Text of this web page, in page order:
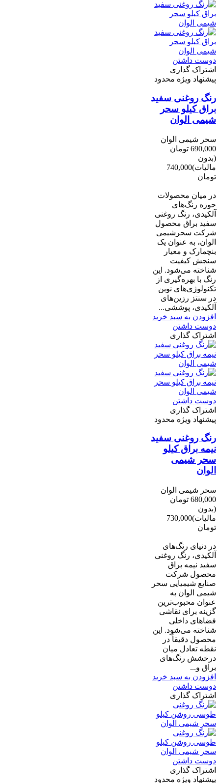
دوست داشتن
اشتراک گذاری
پیشنهاد ویژه محدود
رنگ روغنی سفید
براق کیلو سحر
شیمی الوان
سحر شیمی الوان
690,000 تومان
(بدون
مالیات)740,000
تومان
در میان محصولات
حوزه رنگ‌های
آلکیدی، رنگ روغنی
سفید براق محصول
شرکت سحرشیمی
الوان، به عنوان یک
بنچمارک و معیار
سنجش کیفیت
شناخته می‌شود. این
رنگ با بهره‌گیری از
تکنولوژی‌های نوین
در سنتز رزین‌های
آلکیدی، پوششی...
افزودن به سبد خرید
دوست داشتن
اشتراک گذاری
دوست داشتن
اشتراک گذاری
پیشنهاد ویژه محدود
رنگ روغنی سفید
نیمه براق کیلو
سحر شیمی
الوان
سحر شیمی الوان
680,000 تومان
(بدون
مالیات)730,000
تومان
در دنیای رنگ‌های
آلکیدی، رنگ روغنی
سفید نیمه براق
محصول شرکت
صنایع شیمیایی سحر
شیمی الوان به
عنوان محبوب‌ترین
گزینه برای نقاشی
فضاهای داخلی
شناخته می‌شود. این
محصول دقیقاً در
نقطه تعادل میان
درخشش رنگ‌های
براق و...
افزودن به سبد خرید
دوست داشتن
اشتراک گذاری
دوست داشتن
اشتراک گذاری
پیشنهاد ویژه محدود